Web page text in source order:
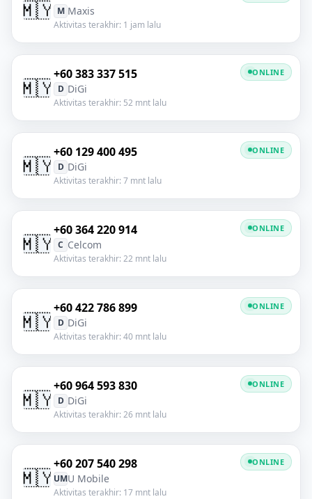
🇲🇾 M Maxis
Aktivitas terakhir: 1 jam lalu
🇲🇾
+60 383 337 515
D DiGi
Aktivitas terakhir: 52 mnt lalu
ONLINE
🇲🇾
+60 129 400 495
D DiGi
Aktivitas terakhir: 7 mnt lalu
ONLINE
🇲🇾
+60 364 220 914
C Celcom
Aktivitas terakhir: 22 mnt lalu
ONLINE
🇲🇾
+60 422 786 899
D DiGi
Aktivitas terakhir: 40 mnt lalu
ONLINE
🇲🇾
+60 964 593 830
D DiGi
Aktivitas terakhir: 26 mnt lalu
ONLINE
🇲🇾
+60 207 540 298
UMU Mobile
Aktivitas terakhir: 17 mnt lalu
ONLINE